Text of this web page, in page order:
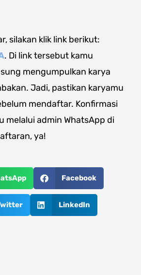
silakan klik link berikut:
. Di link tersebut kamu
mengumpulkan karya
Jadi, pastikan karyamu
mendaftar. Konfirmasi
melalui admin WhatsApp di
ya!
Facebook
LinkedIn